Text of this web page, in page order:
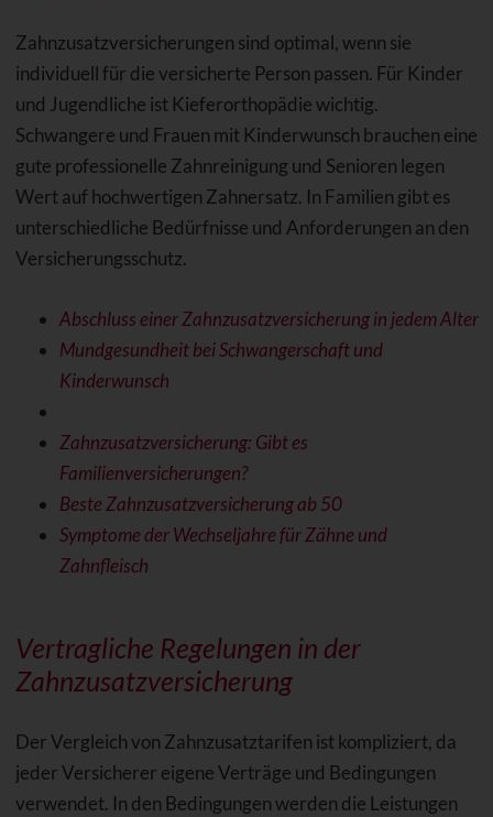
Zahnzusatzversicherungen sind optimal, wenn sie
individuell für die versicherte Person passen. Für Kinder
und Jugendliche ist Kieferorthopädie wichtig.
Schwangere und Frauen mit Kinderwunsch brauchen eine
gute professionelle Zahnreinigung und Senioren legen
Wert auf hochwertigen Zahnersatz. In Familien gibt es
unterschiedliche Bedürfnisse und Anforderungen an den
Versicherungsschutz.
Abschluss einer Zahnzusatzversicherung in jedem Alter
Mundgesundheit bei Schwangerschaft und
Kinderwunsch
Zahnzusatzversicherung: Gibt es
Familienversicherungen?
Beste Zahnzusatzversicherung ab 50
Symptome der Wechseljahre für Zähne und
Zahnfleisch
Vertragliche Regelungen in der
Zahnzusatzversicherung
Der Vergleich von Zahnzusatztarifen ist kompliziert, da
jeder Versicherer eigene Verträge und Bedingungen
verwendet. In den Bedingungen werden die Leistungen